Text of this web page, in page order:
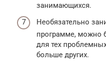
занимающихся.
Необязательно
программе, можно
для тех
больше других.